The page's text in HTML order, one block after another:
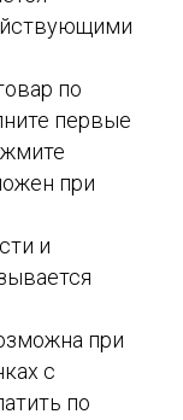
по
первые
при
и
при
с
по